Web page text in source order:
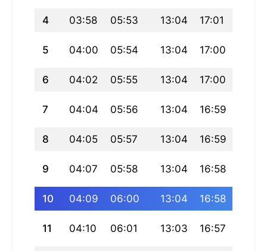
4 03:58 05:53 13:04 17:01
5 04:00 05:54 13:04 17:00
6 04:02 05:55 13:04 17:00
7 04:04 05:56 13:04 16:59
8 04:05 05:57 13:04 16:59
9 04:07 05:58 13:04 16:58
10 04:09 06:00 13:04 16:58
11 04:10 06:01 13:03 16:57